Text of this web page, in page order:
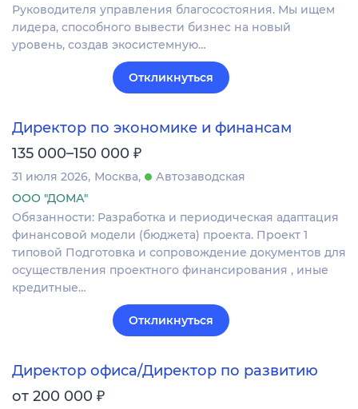
Руководителя управления благосостояния. Мы ищем
лидера, способного вывести бизнес на новый
уровень, создав экосистемную…
Откликнуться
Директор по экономике и финансам
135 000–150 000 ₽
31 июля 2026 Москва
Автозаводская
ООО "ДОМА"
Обязанности: Разработка и периодическая адаптация
финансовой модели (бюджета) проекта. Проект 1
типовой Подготовка и сопровождение документов для
осуществления проектного финансирования , иные
кредитные…
Откликнуться
Директор офиса/Директор по развитию
от 200 000 ₽